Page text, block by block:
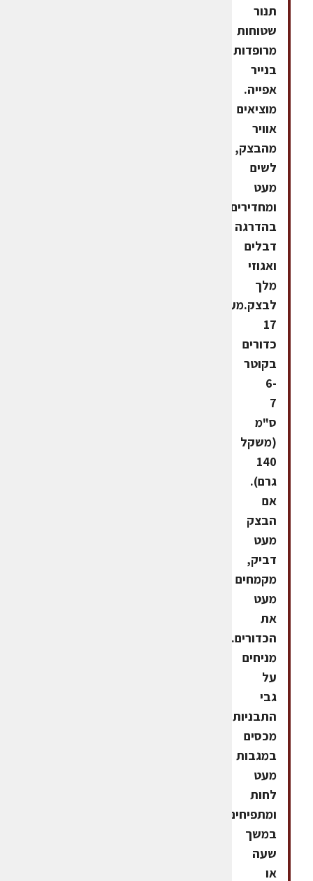
תנור
שטוחות
מרופדות
בנייר
אפייה.
מוציאים
אוויר
מהבצק,
לשים
מעט
ומחדירים
בהדרגה
דבלים
ואגוזי
מלך
לבצק.מעצבים
17
כדורים
בקוטר
6-
7
ס"מ
(משקל
140
גרם).
אם
הבצק
מעט
דביק,
מקמחים
מעט
את
הכדורים.
מניחים
על
גבי
התבניות,
מכסים
במגבות
מעט
לחות
ומתפיחים
במשך
שעה
או